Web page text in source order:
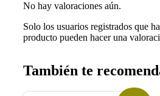
No hay valoraciones aún.
Solo los usuarios registrados que
producto pueden hacer una
También te